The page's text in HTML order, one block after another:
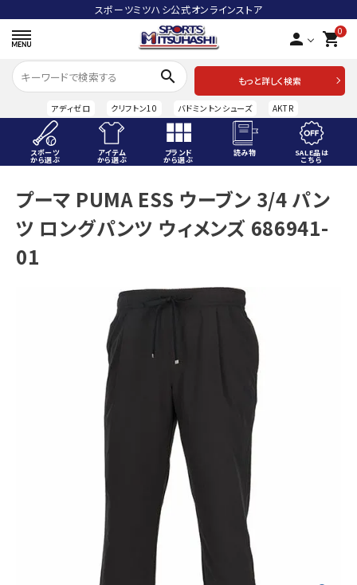
スポーツミツハシ公式オンラインストア
person 0
shopping_cart
search
もっと詳しく検索
アディゼロ クリフトン10 バドミントンシューズ AKTR
スポーツ
から選ぶ
アイテム
から選ぶ
ブランド
から選ぶ
読み物 SALE品は
こちら
ACCOUNT MENU
ようこそ ゲスト 様
meeting_room ログイン
プーマ PUMA ESS ウーブン 3/4 パン
ツ ロングパンツ ウィメンズ 686941-
01